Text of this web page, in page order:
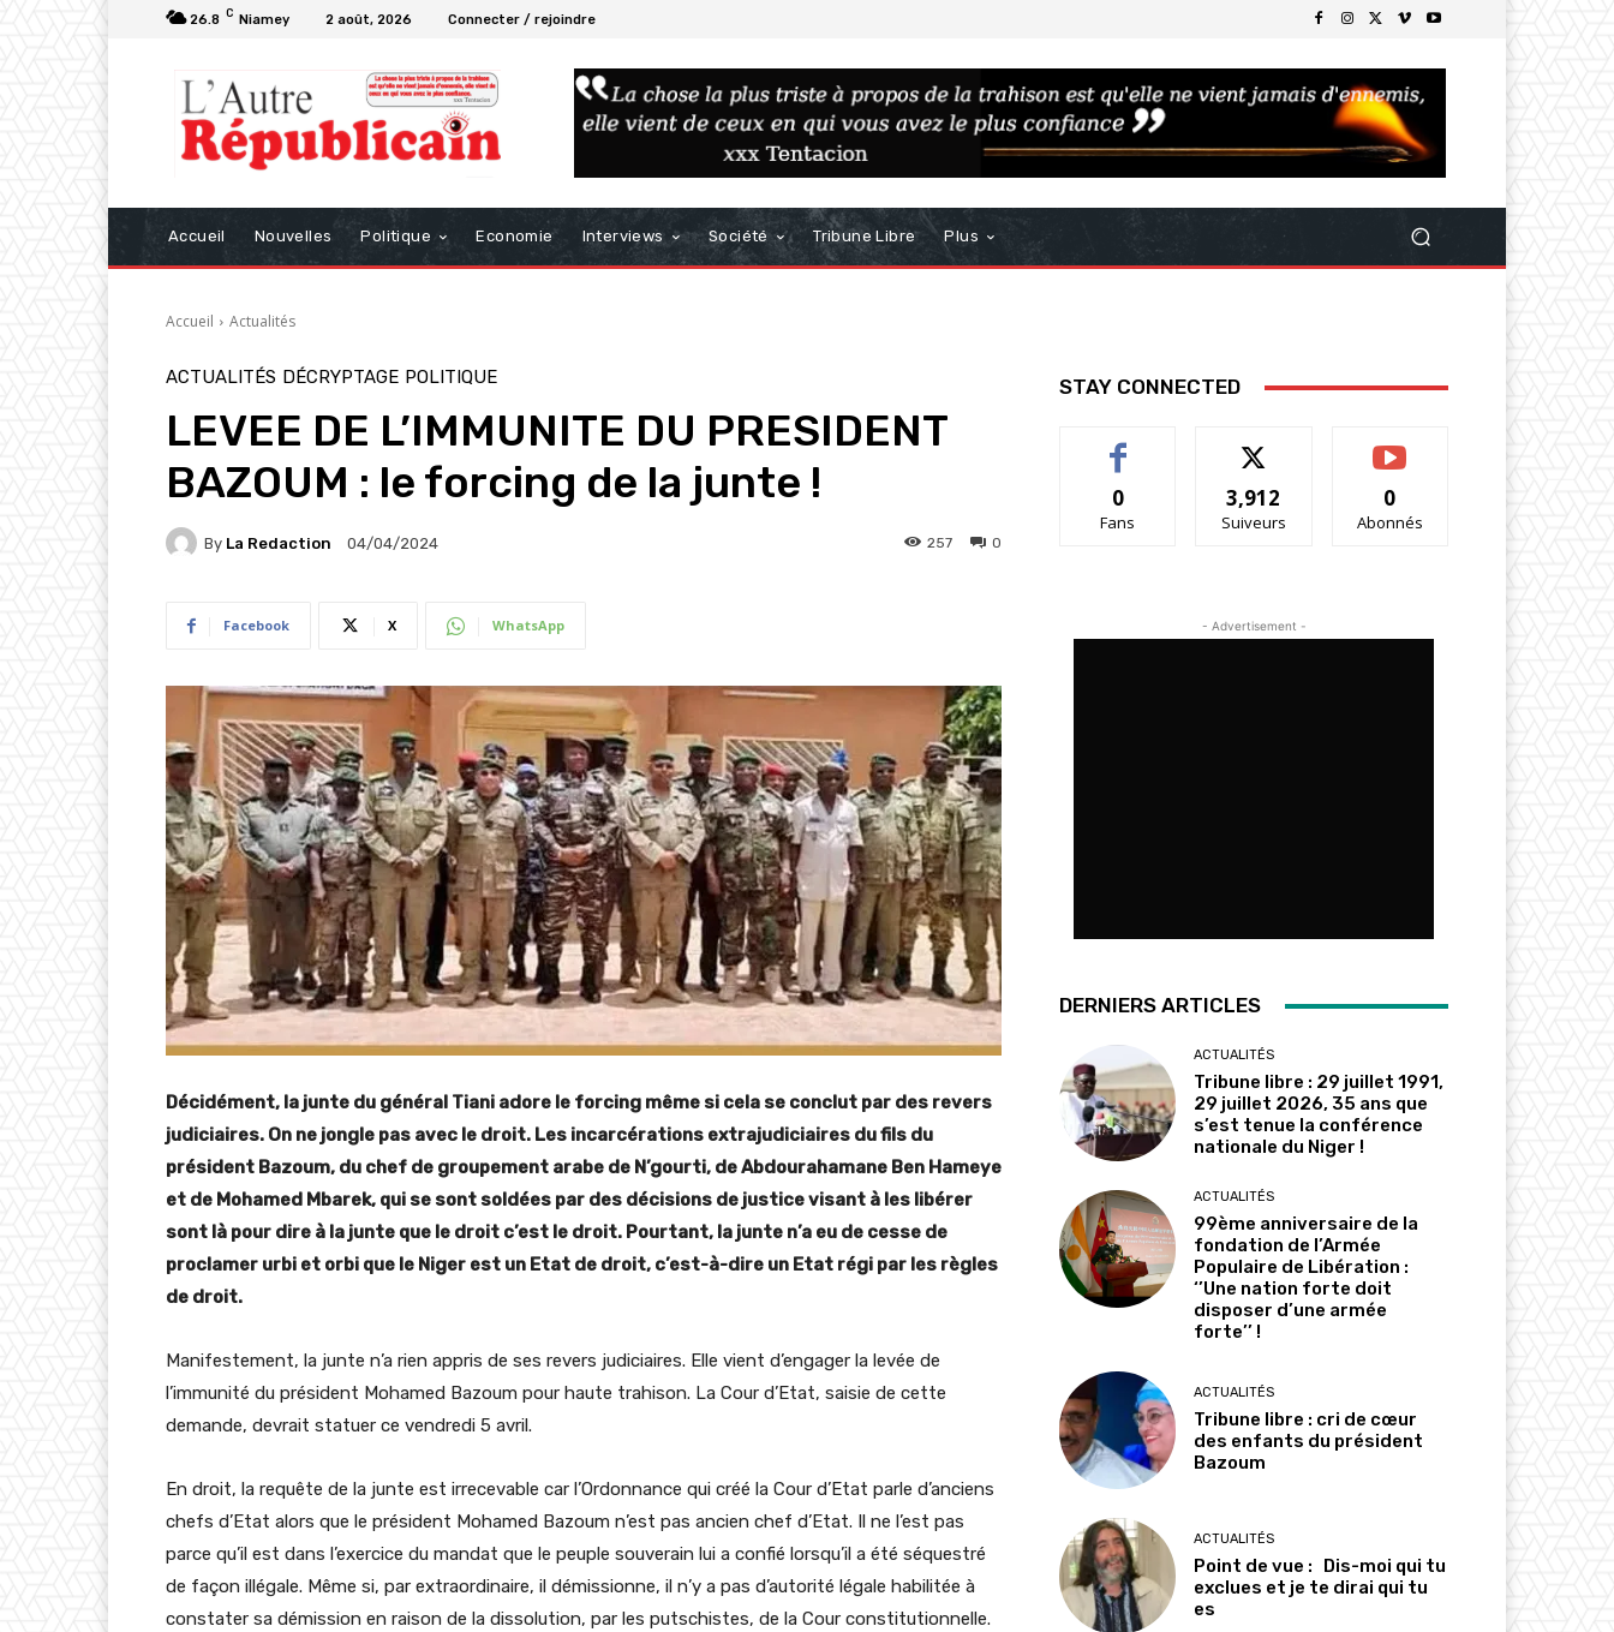
26.8 C Niamey 2 août, 2026 Connecter / rejoindre
Accueil Nouvelles Politique Economie Interviews Société Tribune Libre Plus
Accueil Actualités
ACTUALITÉS DÉCRYPTAGE POLITIQUE
LEVEE DE L’IMMUNITE DU PRESIDENT
BAZOUM : le forcing de la junte !
By La Redaction 04/04/2024 0
257
Facebook X WhatsApp
Décidément, la junte du général Tiani adore le forcing même si cela se conclut par des revers
judiciaires. On ne jongle pas avec le droit. Les incarcérations extrajudiciaires du fils du
président Bazoum, du chef de groupement arabe de N’gourti, de Abdourahamane Ben Hameye
et de Mohamed Mbarek, qui se sont soldées par des décisions de justice visant à les libérer
sont là pour dire à la junte que le droit c’est le droit. Pourtant, la junte n’a eu de cesse de
proclamer urbi et orbi que le Niger est un Etat de droit, c’est-à-dire un Etat régi par les règles
de droit.
Manifestement, la junte n’a rien appris de ses revers judiciaires. Elle vient d’engager la levée de
l’immunité du président Mohamed Bazoum pour haute trahison. La Cour d’Etat, saisie de cette
demande, devrait statuer ce vendredi 5 avril.
En droit, la requête de la junte est irrecevable car l’Ordonnance qui créé la Cour d’Etat parle d’anciens
chefs d’Etat alors que le président Mohamed Bazoum n’est pas ancien chef d’Etat. Il ne l’est pas
parce qu’il est dans l’exercice du mandat que le peuple souverain lui a confié lorsqu’il a été séquestré
de façon illégale. Même si, par extraordinaire, il démissionne, il n’y a pas d’autorité légale habilitée à
constater sa démission en raison de la dissolution, par les putschistes, de la Cour constitutionnelle.
STAY CONNECTED
0
Fans
3,912
Suiveurs
0
Abonnés
- Advertisement -
DERNIERS ARTICLES
ACTUALITÉS
Tribune libre : 29 juillet 1991,
29 juillet 2026, 35 ans que
s’est tenue la conférence
nationale du Niger !
ACTUALITÉS
99ème anniversaire de la
fondation de l’Armée
Populaire de Libération :
‘’Une nation forte doit
disposer d’une armée
forte’’ !
ACTUALITÉS
Tribune libre : cri de cœur
des enfants du président
Bazoum
ACTUALITÉS
Point de vue : Dis-moi qui tu
exclues et je te dirai qui tu
es